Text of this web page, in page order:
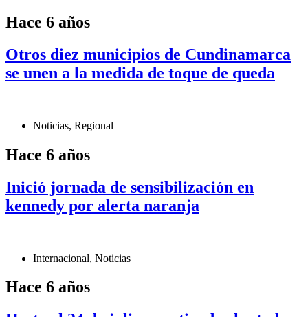
Hace 6 años
Otros diez municipios de Cundinamarca
se unen a la medida de toque de queda
Noticias, Regional
Hace 6 años
Inició jornada de sensibilización en
kennedy por alerta naranja
Internacional, Noticias
Hace 6 años